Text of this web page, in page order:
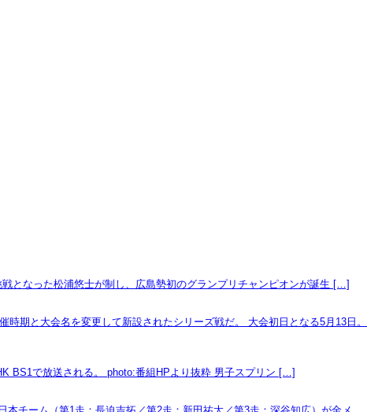
となった松浦悠士が制し、広島勢初のグランプリチャンピオンが誕生 […]
期と大会名を変更して新設されたシリーズ戦だ。 大会初日となる5月13日。
BS1で放送される。 photo:番組HPより抜粋 男子スプリン […]